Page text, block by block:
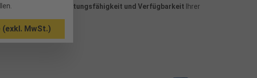
sichern wir die Leistungsfähigkeit und Verfügbarkeit Ihrer
MwSt.)